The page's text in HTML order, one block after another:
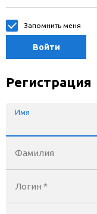
Запомнить меня
Войти
Регистрация
Имя
Фамилия
Логин *